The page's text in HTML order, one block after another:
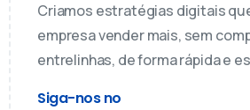
Criamos estratégias digitais
empresa vender mais, sem
entrelinhas, de forma rápida e
Siga-nos no